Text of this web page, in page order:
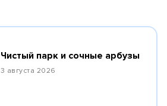
Чистый парк и сочные арбузы
3 августа 2026